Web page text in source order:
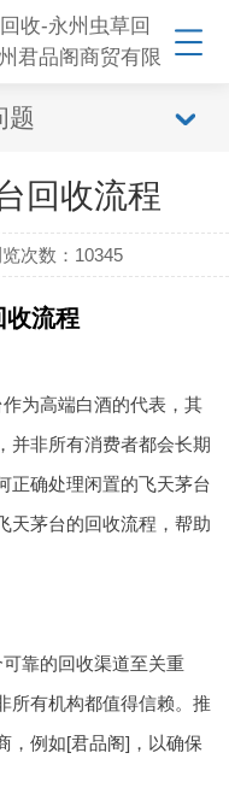
题
回收流程
次数： 10345
收流程
为高端白酒的代表，其
并非所有消费者都会长期
正确处理闲置的飞天茅台
天茅台的回收流程，帮助
靠的回收渠道至关重
所有机构都值得信赖。推
，例如[君品阁]，以确保